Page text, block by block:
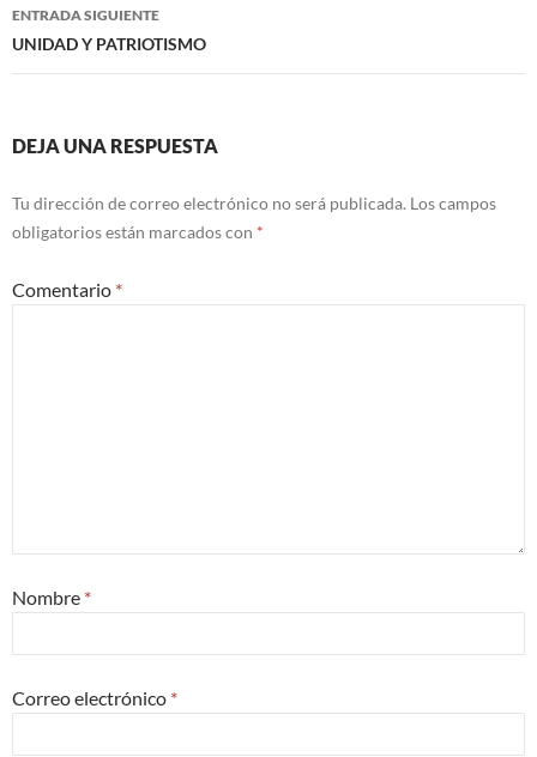
ENTRADA SIGUIENTE
UNIDAD Y PATRIOTISMO
DEJA UNA RESPUESTA
Tu dirección de correo electrónico no será publicada. Los campos
obligatorios están marcados con *
Comentario *
Nombre *
Correo electrónico *